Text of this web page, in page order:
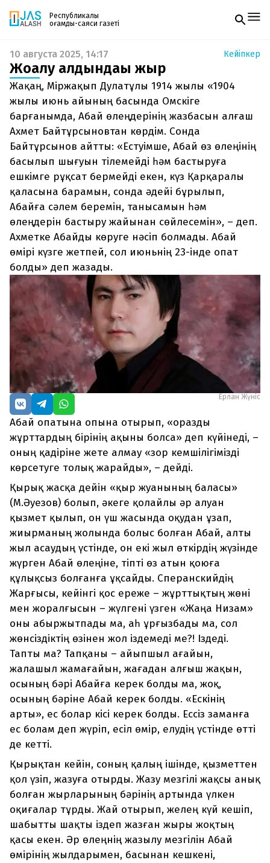
Республикалық
қоғамдық-саяси газеті
Жаңалықтар
Спорт
Live
Руханият
Аймақ
Архив
Заң және тәртіп
Редакциямен байланыс
+7 708 604 51 06
Жарнама бөлімі
+7 701 220 64 52
Пошта
zhasalash100@gmail.com
Газетке жазылу
PDF форматтағы газетті ай сайын электронды
поштаңызға алып отырыңыз. Жаңа нөмір
шыққан сәтте сізге бірден жіберіледі. Тек email
енгізіңіз, біз қалғанын өзіміз жібереміз.
10 августа 2025, 14:17 Кейіпкер
Жоғалу алдындағы жыр
Жақаң, Міржақып Дулатұлы 1914 жылы «1904
жылы июнь айының басында Омскіге
барғанымда, Абай өлеңдерінің жазбасын алғаш
Ахмет Байтұрсыновтан көрдім. Сонда
Байтұрсынов айтты: «Естуімше, Абай өз өлеңінің
басылып шығуын тілемейді һәм бастыруға
ешкімге рұқсат бермейді екен, күз Қарқаралы
қаласына барамын, сонда әдейі бұрылып,
Абайға сәлем беремін, танысамын һәм
өлеңдерін бастыру жайынан сөйлесемін», – деп.
Ахметке Абайды көруге нәсіп болмады. Абай
өмірі күзге жетпей, сол июньнің 23-інде опат
болды» деп жазады.
Ерлан Жүніс
Абай опатына опына отырып, «оразды
жұрттардың бірінің ақыны болса» деп күйінеді, –
оның қадіріне жете алмау «зор кемшілігімізді
көрсетуге толық жарайды», – дейді.
Қырық жасқа дейін «қыр жуанының баласы»
(М.Әуезов) болып, әкеге қолайлы әр алуан
қызмет қылып, он үш жасында оқудан ұзап,
жиырманың жолында болыс болған Абай, алты
жыл асаудың үстінде, он екі жыл өткірдің жүзінде
жүрген Абай өлеңіне, тіпті өз атын қоюға
құлықсыз болғанға ұқсайды. Сперанскийдің
Жарғысы, кейінгі қос ереже – жұрттықтың жөні
мен жоралғысын – жүлгені үзген «Жаңа Низам»
оны абыржытпады ма, аһ ұрғызбады ма, сол
жөнсіздіктің өзінен жол іздемеді ме?! Іздеді.
Тапты ма? Тапқаны – айыпшыл ағайын,
жалашыл жамағайын, жағадан алғыш жақын,
осының бәрі Абайға керек болды ма, жоқ,
осының бәріне Абай керек болды. «Ескінің
арты», ес болар кісі керек болды. Ессіз заманға
ес болам деп жүріп, есіл өмір, елудің үстінде өтті
де кетті.
Қырықтан кейін, соның қалың ішінде, қызметтен
қол үзіп, жазуға отырды. Жазу мезгілі жақсы анық
болған жырларының бәрінің артында үлкен
оқиғалар тұрды. Жай отырып, желең күй кешіп,
шабытты шақты іздеп жазған жыры жоқтың
қасы екен. Әр өлеңнің жазылу мезгілін Абай
өмірінің жылдарымен, басынан кешкені,